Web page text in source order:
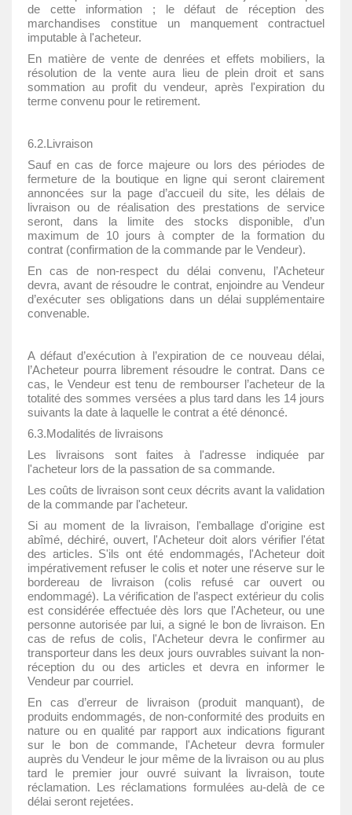
de cette information ; le défaut de réception des
marchandises constitue un manquement contractuel
imputable à l'acheteur.
En matière de vente de denrées et effets mobiliers, la
résolution de la vente aura lieu de plein droit et sans
sommation au profit du vendeur, après l'expiration du
terme convenu pour le retirement.
6.2.Livraison
Sauf en cas de force majeure ou lors des périodes de
fermeture de la boutique en ligne qui seront clairement
annoncées sur la page d’accueil du site, les délais de
livraison ou de réalisation des prestations de service
seront, dans la limite des stocks disponible, d’un
maximum de 10 jours à compter de la formation du
contrat (confirmation de la commande par le Vendeur).
En cas de non-respect du délai convenu, l’Acheteur
devra, avant de résoudre le contrat, enjoindre au Vendeur
d’exécuter ses obligations dans un délai supplémentaire
convenable.
A défaut d’exécution à l’expiration de ce nouveau délai,
l’Acheteur pourra librement résoudre le contrat. Dans ce
cas, le Vendeur est tenu de rembourser l’acheteur de la
totalité des sommes versées a plus tard dans les 14 jours
suivants la date à laquelle le contrat a été dénoncé.
6.3.Modalités de livraisons
Les livraisons sont faites à l'adresse indiquée par
l'acheteur lors de la passation de sa commande.
Les coûts de livraison sont ceux décrits avant la validation
de la commande par l'acheteur.
Si au moment de la livraison, l'emballage d'origine est
abîmé, déchiré, ouvert, l'Acheteur doit alors vérifier l'état
des articles. S'ils ont été endommagés, l'Acheteur doit
impérativement refuser le colis et noter une réserve sur le
bordereau de livraison (colis refusé car ouvert ou
endommagé). La vérification de l’aspect extérieur du colis
est considérée effectuée dès lors que l'Acheteur, ou une
personne autorisée par lui, a signé le bon de livraison. En
cas de refus de colis, l'Acheteur devra le confirmer au
transporteur dans les deux jours ouvrables suivant la non-
réception du ou des articles et devra en informer le
Vendeur par courriel.
En cas d’erreur de livraison (produit manquant), de
produits endommagés, de non-conformité des produits en
nature ou en qualité par rapport aux indications figurant
sur le bon de commande, l'Acheteur devra formuler
auprès du Vendeur le jour même de la livraison ou au plus
tard le premier jour ouvré suivant la livraison, toute
réclamation. Les réclamations formulées au-delà de ce
délai seront rejetées.